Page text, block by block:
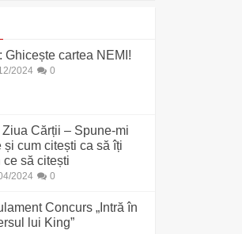
Ghicește cartea NEMI!
2024 0
Cărții – Spune-mi
și cum citești ca să îți
ce să citești
2024 0
Concurs „Intră în
lui King”